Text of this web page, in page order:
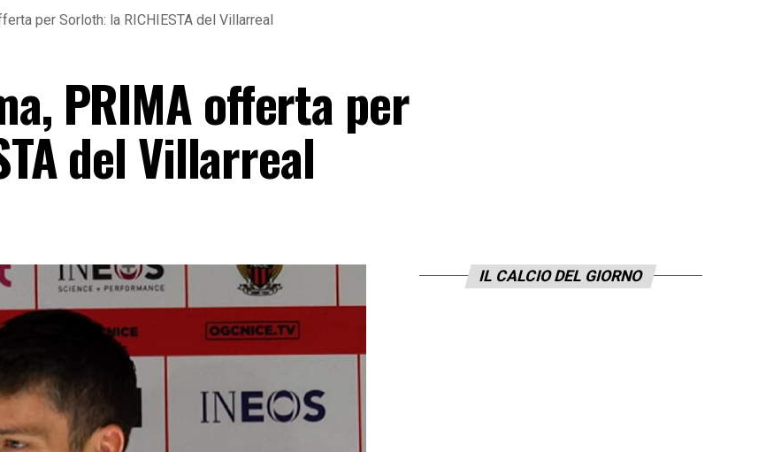
per Sorloth: la RICHIESTA del Villarreal
PRIMA offerta per
del Villarreal
IL CALCIO DEL GIORNO